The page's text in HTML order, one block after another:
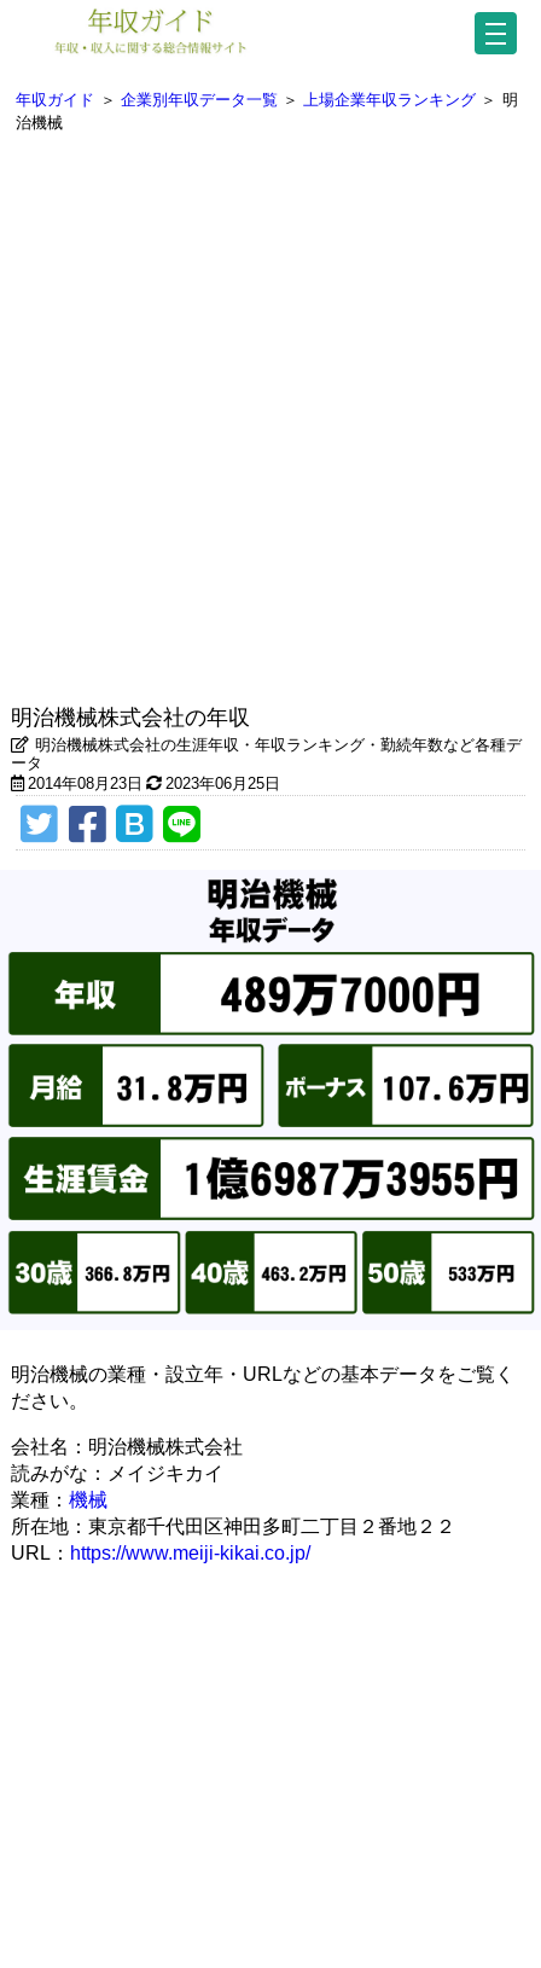
年収ガイド ＞ 企業別年収データ一覧 ＞ 上場企業年収ランキング ＞ 明
治機械
明治機械株式会社の年収
明治機械株式会社の生涯年収・年収ランキング・勤続年数など各種デ
ータ
2014年08月23日
2023年06月25日
明治機械の業種・設立年・URLなどの基本データをご覧く
ださい。
会社名：明治機械株式会社
読みがな：メイジキカイ
業種： 機械
所在地：東京都千代田区神田多町二丁目２番地２２
URL： https://www.meiji-kikai.co.jp/